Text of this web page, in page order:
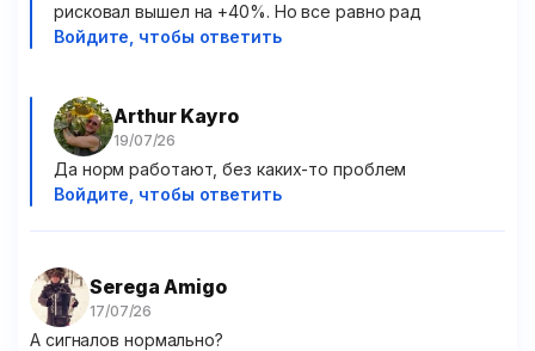
рисковал вышел на +40%. Но все равно рад
Войдите, чтобы ответить
Arthur Kayro
Да норм работают, без каких-то проблем
Войдите, чтобы ответить
Serega Amigo
А сигналов нормально?